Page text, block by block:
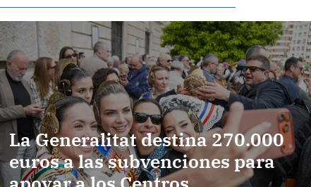
La Generalitat destina 270.000
euros a las subvenciones para